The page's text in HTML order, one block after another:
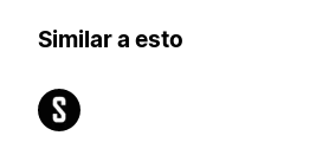
Similar a esto